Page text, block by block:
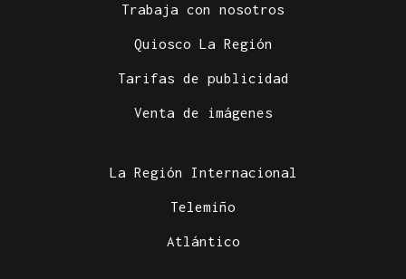
Trabaja con nosotros
Quiosco La Región
Tarifas de publicidad
Venta de imágenes
La Región Internacional
Telemiño
Atlántico